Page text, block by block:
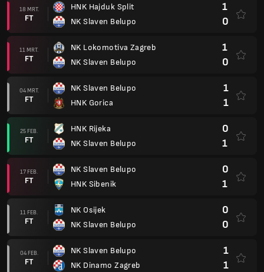
18 MRT.
FT
HNK Hajduk Split
NK Slaven Belupo
1
0
11 MRT.
FT
NK Lokomotiva Zagreb
NK Slaven Belupo
1
0
04 MRT.
FT
NK Slaven Belupo
HNK Gorica
1
1
25 FEB.
FT
HNK Rijeka
NK Slaven Belupo
0
1
17 FEB.
FT
NK Slaven Belupo
HNK Sibenik
0
1
11 FEB.
FT
NK Osijek
NK Slaven Belupo
0
0
04 FEB.
FT
NK Slaven Belupo
NK Dinamo Zagreb
1
1